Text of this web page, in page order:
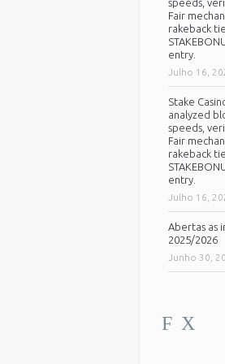
speeds,
Fair
rakeback
entry.
Julho 16,
Stake
analyzed
speeds,
Fair
rakeback
entry.
Julho 16,
Abertas as
2025/2026
Junho 30,
F X